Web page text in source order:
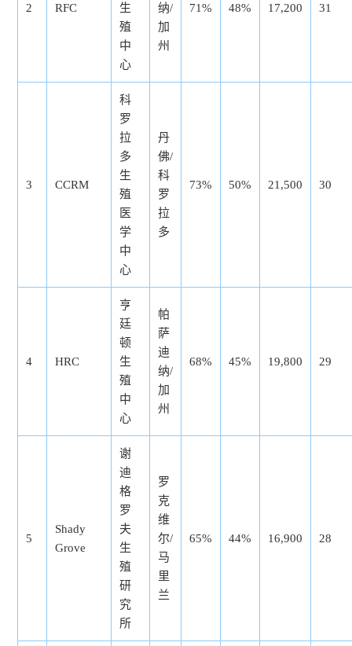
2 RFC
生
殖
中
心
纳/
加
州
71% 48% 17,200 31
3 CCRM
科
罗
拉
多
生
殖
医
学
中
心
丹
佛/
科
罗
拉
多
73% 50% 21,500 30
4 HRC
亨
廷
顿
生
殖
中
心
帕
萨
迪
纳/
加
州
68% 45% 19,800 29
5
Shady
Grove
谢
迪
格
罗
夫
生
殖
研
究
所
罗
克
维
尔/
马
里
兰
65% 44% 16,900 28